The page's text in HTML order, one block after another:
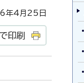
年4月25日
印刷